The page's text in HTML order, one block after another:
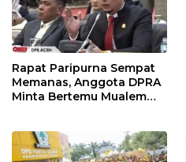
Rapat Paripurna Sempat
Memanas, Anggota DPRA
Minta Bertemu Mualem